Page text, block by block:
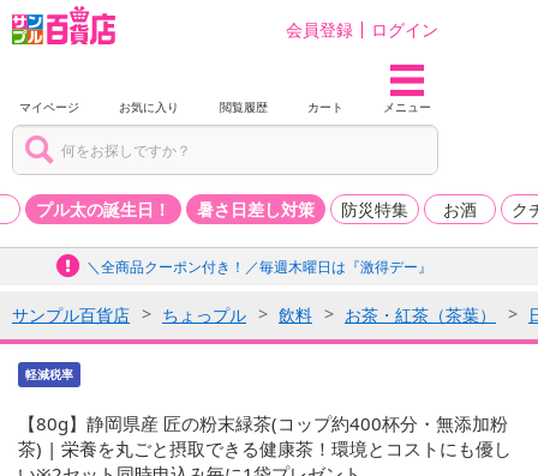
会員登録 ログイン
マイページ お気に入り 閲覧履歴 カート メニュー
プル太の誕生日！ 暑さ日差し対策 防災特集 お酒 ク
＼全商品クーポン付き！／毎週木曜日は『激得デー』
サンプル百貨店 ちょっプル 飲料 お茶・紅茶（茶葉）
軽減税率
【80g】静岡県産 匠の粉末緑茶(コップ約400杯分・無添加粉
茶) | 栄養を丸ごと摂取できる健康茶！環境とコストにも優し